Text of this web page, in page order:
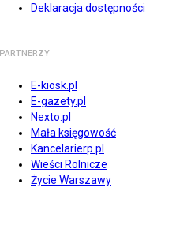
Deklaracja dostępności
PARTNERZY
E-kiosk.pl
E-gazety.pl
Nexto.pl
Mała księgowość
Kancelarierp.pl
Wieści Rolnicze
Życie Warszawy